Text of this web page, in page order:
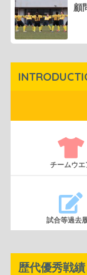
顧
チームウエ
試合等過去
歴代優秀戦